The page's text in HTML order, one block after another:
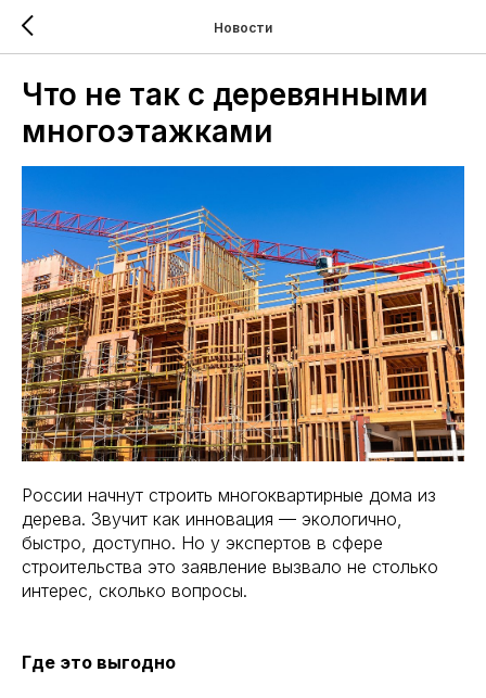
Новости
Что не так с деревянными
многоэтажками
России начнут строить многоквартирные дома из
дерева. Звучит как инновация — экологично,
быстро, доступно. Но у экспертов в сфере
строительства это заявление вызвало не столько
интерес, сколько вопросы.
Где это выгодно